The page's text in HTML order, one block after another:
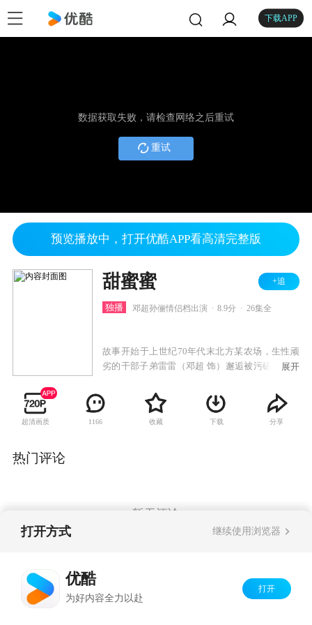
下载APP
数据获取失败，请检查网络之后重试
重试
预览播放中，打开优酷APP看高清完整版
甜蜜蜜 +追
独播 邓超孙俪情侣档出演 8.9分 26集全
故事开始于上世纪70年代末北方某农场，生性顽
劣的干部子弟雷雷（邓超 饰）邂逅被污破鞋的美
开始一段两小无猜的纯洁友谊，由此暗生情愫，
对邓丽君《甜蜜蜜》的共同喜爱使两人青涩的爱
情开始萌动。
展开
超清画质 1166 收藏 下载 分享
热门评论
暂无评论
打开方式 继续使用浏览器
优酷
为好内容全力以赴
打开